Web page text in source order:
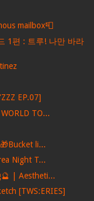
mailbox📮
1편 : 트루! 나만 바라
EP.07]
TO...
li...
Night T...
| Aestheti...
[TWS:ERIES]